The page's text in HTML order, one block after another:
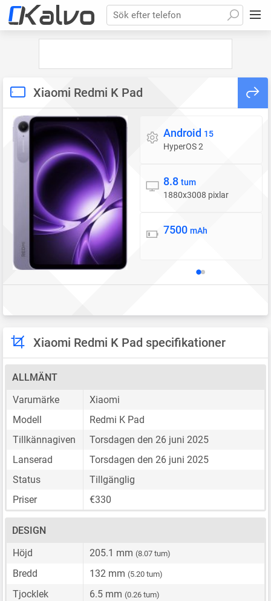
Sök efter telefon
Xiaomi Redmi K Pad
Operativsystem
Android 15
HyperOS 2
Skärm
8.8 tum
1880x3008 pixlar
Batteri
7500 mAh
Xiaomi Redmi K Pad specifikationer
ALLMÄNT
Varumärke
Xiaomi
Modell
Redmi K Pad
Tillkännagiven
Torsdagen den 26 juni 2025
Lanserad
Torsdagen den 26 juni 2025
Status
Tillgänglig
Priser
€330
DESIGN
Höjd
205.1 mm (8.07 tum)
Bredd 132 mm (5.20 tum)
Tjocklek 6.5 mm (0.26 tum)